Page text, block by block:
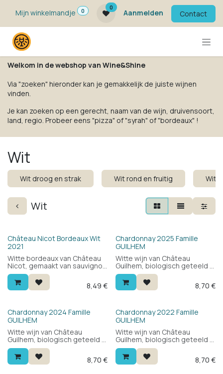
Mijn winkelmandje
0
0
Aanmelden Contact
Welkom in de webshop van Wine&Shine
Via "zoeken" hieronder kan je gemakkelijk de juiste wijnen
vinden.
Je kan zoeken op een gerecht, naam van de wijn, druivensoort,
land, regio. Probeer eens "pizza" of "syrah" of "bordeaux" !
Wit
Wit droog en strak Wit rond en fruitig Wit
Wit
Château Nicot Bordeaux Wit
2021
Witte bordeaux van Château
Nicot, gemaakt van sauvignon
blanc. Licht, fris en fijn met
mooie finesse. Een
aantrekkelijke witte bordeaux
8,49 €
Chardonnay 2025 Famille
GUILHEM
Witte wijn van Château
Guilhem, biologisch geteeld in
de Languedoc. 100%
chardonnay: fris en fruitig,
toegankelijk en veelzijdig.
de prijs.
8,70 €
Chardonnay 2024 Famille
GUILHEM
Witte wijn van Château
Guilhem, biologisch geteeld in
de Languedoc. 100%
chardonnay: fris en fruitig,
toegankelijk en veelzijdig.8,70 €
Chardonnay 2022 Famille
GUILHEM
Witte wijn van Château
Guilhem, biologisch geteeld in
de Languedoc. 100%
chardonnay: fris en fruitig,
toegankelijk en veelzijdig.8,70 €